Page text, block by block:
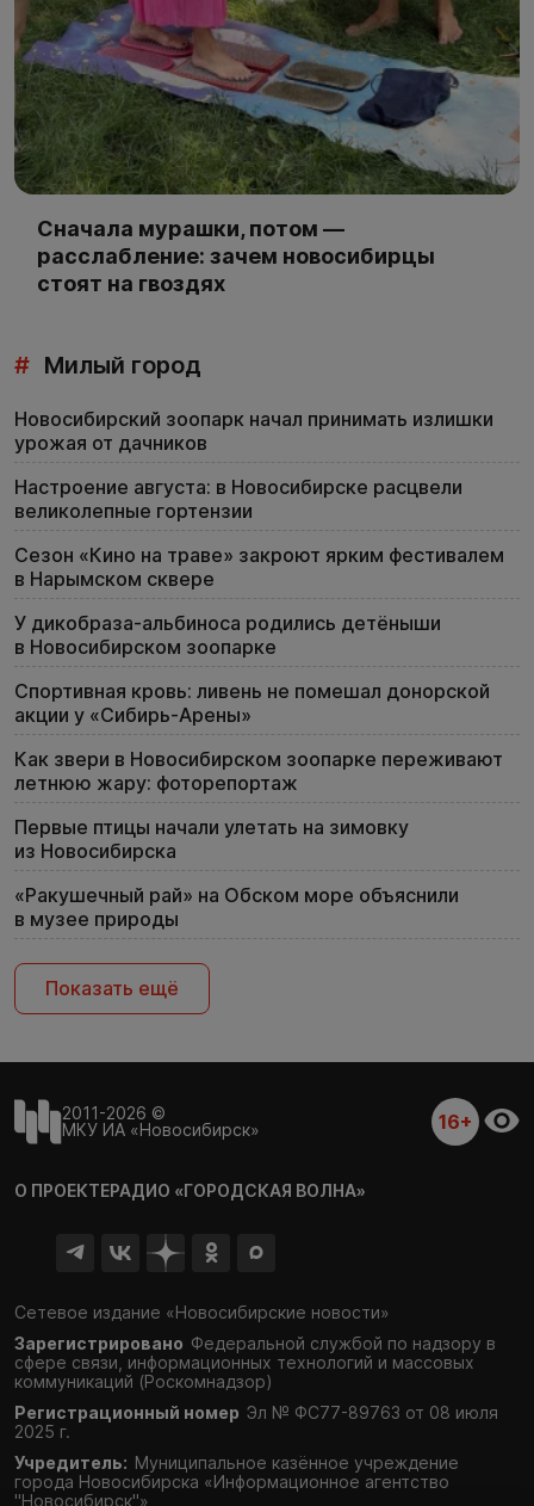
Сначала мурашки, потом —
расслабление: зачем новосибирцы
стоят на гвоздях
# Милый город
Новосибирский зоопарк начал принимать излишки
урожая от дачников
Настроение августа: в Новосибирске расцвели
великолепные гортензии
Сезон «Кино на траве» закроют ярким фестивалем
в Нарымском сквере
У дикобраза-альбиноса родились детёныши
в Новосибирском зоопарке
Спортивная кровь: ливень не помешал донорской
акции у «Сибирь-Арены»
Как звери в Новосибирском зоопарке переживают
летнюю жару: фоторепортаж
Первые птицы начали улетать на зимовку
из Новосибирска
«Ракушечный рай» на Обском море объяснили
в музее природы
Показать ещё
2011-2026 ©
МКУ ИА «Новосибирск»
16+
О ПРОЕКТЕРАДИО «ГОРОДСКАЯ ВОЛНА»
Сетевое издание «Новосибирские новости»
Зарегистрировано Федеральной службой по надзору в
сфере связи, информационных технологий и массовых
коммуникаций (Роскомнадзор)
Регистрационный номер Эл № ФС77-89763 от 08 июля
2025 г.
Учредитель: Муниципальное казённое учреждение
города Новосибирска «Информационное агентство
"Новосибирск"»